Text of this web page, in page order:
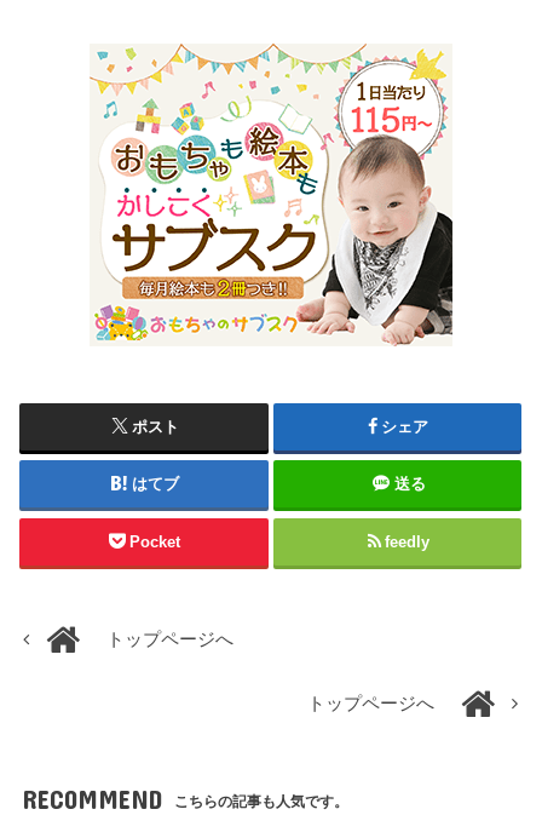
ポスト シェア
はてブ 送る
Pocket feedly
トップページへ
トップページへ
RECOMMEND こちらの記事も人気です。